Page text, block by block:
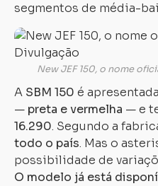
segmentos de média-
New JEF 150, o nome
A SBM 150 é
— preta e vermelha — e
16.290. Segundo a
todo o país. Mas o
possibilidade de
O modelo já está